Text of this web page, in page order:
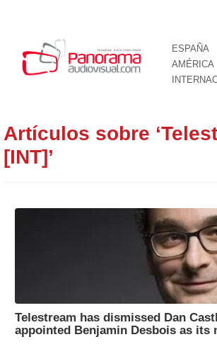
ESPAÑA
AMÉRICA
Artículos sobre
[INT]’
Telestream has dismissed Dan
appointed Benjamin Desbois as its